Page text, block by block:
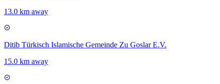
13.0 km away
Ditib Türkisch Islamische Gemeinde Zu Goslar E.V.
15.0 km away